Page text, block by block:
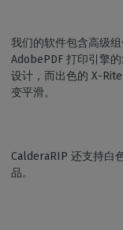
我们的软件包含高级
AdobePDF 打印引擎
设计，而出色的 X-
变平滑。
CalderaRIP 还支持白
品。